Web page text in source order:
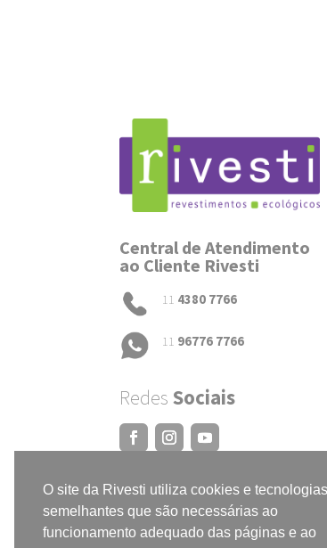
Central de Atendimento
ao Cliente Rivesti
11 4380 7766
11 96776 7766
RedesSociais
O site da Rivesti utiliza cookies e tecnologias
semelhantes que são necessárias ao
funcionamento adequado das páginas e ao